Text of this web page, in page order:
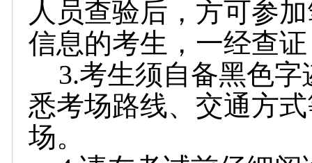
人员查验后，方可参
信息的考生，一经查
3.考生须自备黑色
悉考场路线、交通方
场。